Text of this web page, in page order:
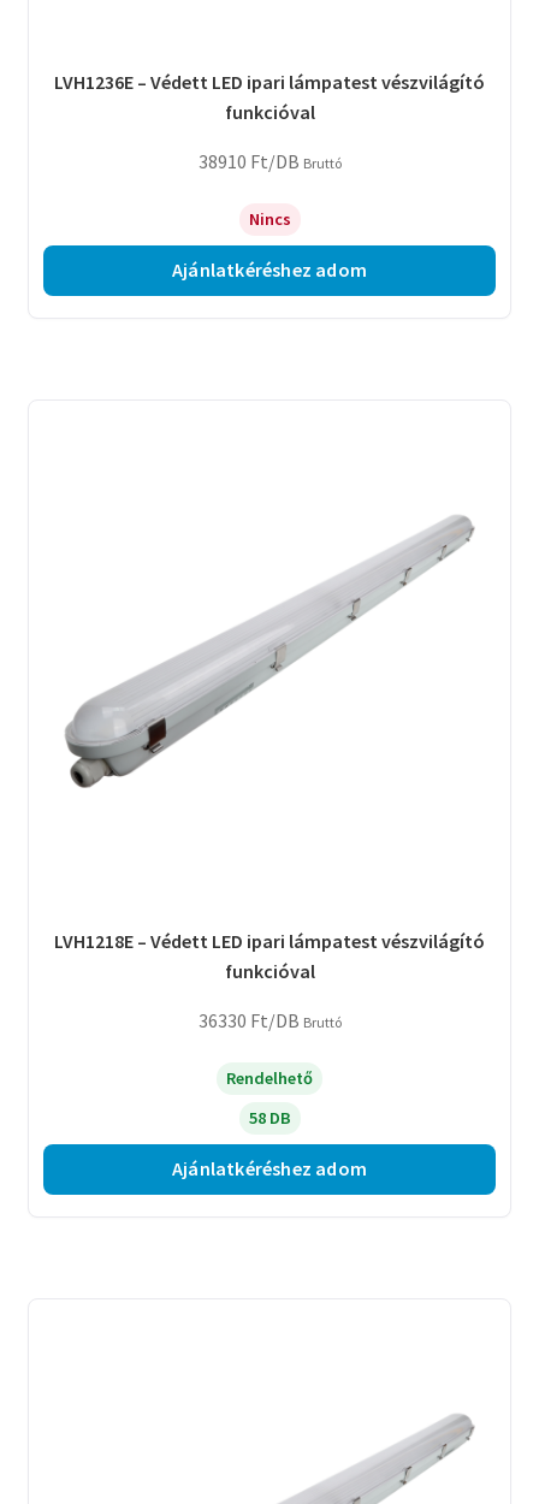
LVH1236E – Védett LED ipari lámpatest vészvilágító
funkcióval
38910 Ft/DB Bruttó
Nincs
Ajánlatkéréshez adom
LVH1218E – Védett LED ipari lámpatest vészvilágító
funkcióval
36330 Ft/DB Bruttó
Rendelhető
58 DB
Ajánlatkéréshez adom